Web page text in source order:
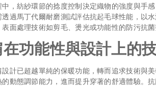
，紡紗環節的捻度控制決定織物的強度與手
過馬丁代爾耐磨測試評估抗起毛球性能，以
面處理技術如剪毛、燙光或功能性的防污抗
功能性與設計上的
計已超越單純的保暖功能，轉而追求技術與
動態調節能力，進而提升穿著的舒適體驗。